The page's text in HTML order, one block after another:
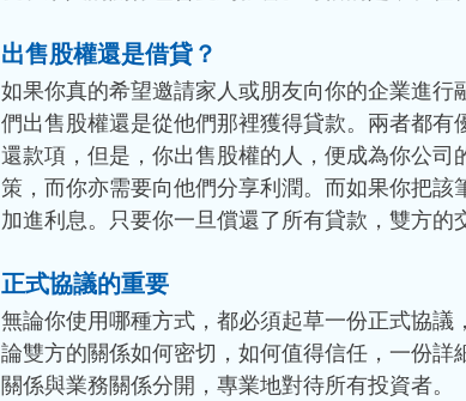
出售股權還是借貸？
如果你真的希望邀請家人或朋友向你的企業進
們出售股權還是從他們那裡獲得貸款。兩者都
還款項，但是，你出售股權的人，便成為你公
策，而你亦需要向他們分享利潤。而如果你把
加進利息。只要你一旦償還了所有貸款，雙方的
正式協議的重要
無論你使用哪種方式，都必須起草一份正式協
論雙方的關係如何密切，如何值得信任，一份
關係與業務關係分開，專業地對待所有投資者。